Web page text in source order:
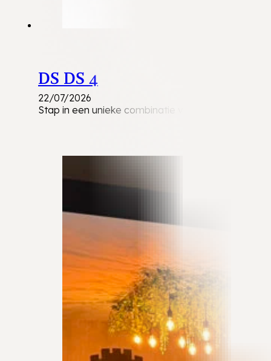
DS DS 4
22/07/2026
Stap in een unieke combinatie van Franse luxe,